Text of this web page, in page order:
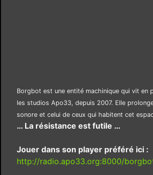
Borgbot est une entité machinique qui vit en
les studios Apo33, depuis 2007. Elle prolonge
sonore et celui de ceux qui habitent cet
… La résistance est futile …
Jouer dans son player préféré ici :
http://radio.apo33.org:8000/